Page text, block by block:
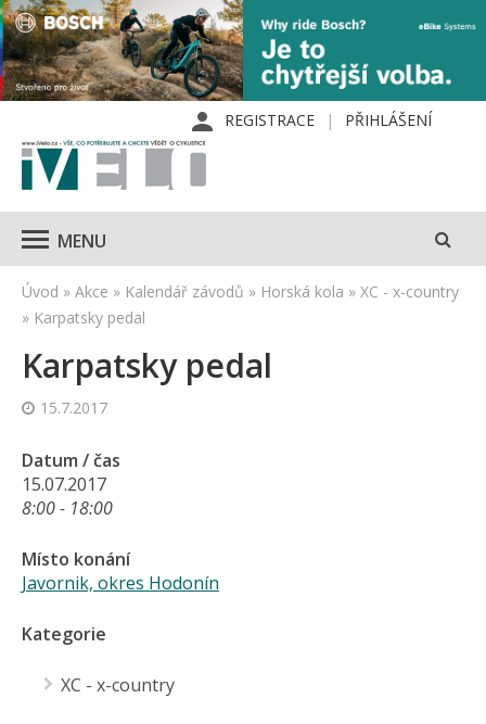
REGISTRACE PŘIHLÁŠENÍ
MENU
Úvod » Akce » Kalendář závodů » Horská kola » XC - x-country
» Karpatsky pedal
Karpatsky pedal
15.7.2017
Datum / čas
15.07.2017
8:00 - 18:00
Místo konání
Javornik, okres Hodonín
Kategorie
XC - x-country